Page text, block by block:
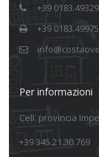
+39
+39
Per informazioni
Cell. provincia
+39 345.21.30.769